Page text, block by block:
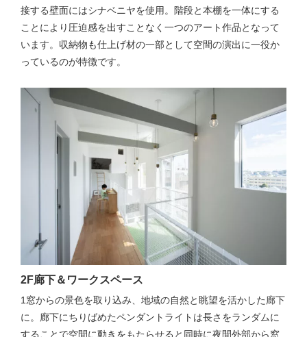
接する壁面にはシナベニヤを使用。階段と本棚を一体にする
ことにより圧迫感を出すことなく一つのアート作品となって
います。収納物も仕上げ材の一部として空間の演出に一役か
っているのが特徴です。
2F廊下＆ワークスペース
1窓からの景色を取り込み、地域の自然と眺望を活かした廊下
に。廊下にちりばめたペンダントライトは長さをランダムに
することで空間に動きをもたらせると同時に夜間外部から窓